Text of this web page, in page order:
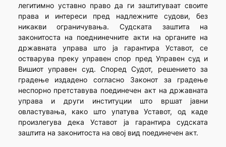
легитимно уставно право да ги заштитуваат своите
права и интереси пред надлежните судови, без
никакви ограничувања. Судската заштита на
законитоста на поеднинечните акти на органите на
државната управа што ја гарантира Уставот, се
остварува преку управен спор пред Управен суд и
Вишиот управен суд. Според Судот, решението за
градење издадено согласно Законот за градење
неспорно претставува поединечен акт на државната
управа и други институции што вршат јавни
овластувања, како што упатува Уставот, од каде
произлегува дека Уставот ја гарантира судската
заштита на законитоста на овој вид поединечен акт.